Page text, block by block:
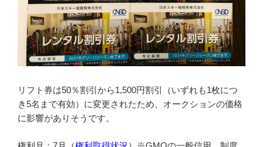
リフト券は50％割引から1,500円割引（いずれも1枚につ
き5名まで有効）に変更されたため、オークションの価格
に影響がありそうです。